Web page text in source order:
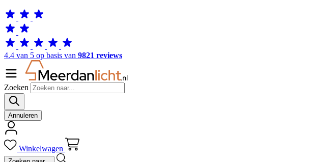
4.4 van 5 op basis van 9821 reviews
Zoeken
Annuleren
Winkelwagen